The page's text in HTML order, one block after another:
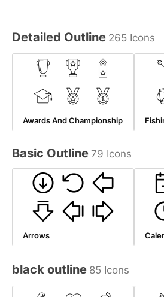
Detailed Outline 265 Icons
Awards And Championship
Basic Outline 79 Icons
Arrows
black outline 85 Icons